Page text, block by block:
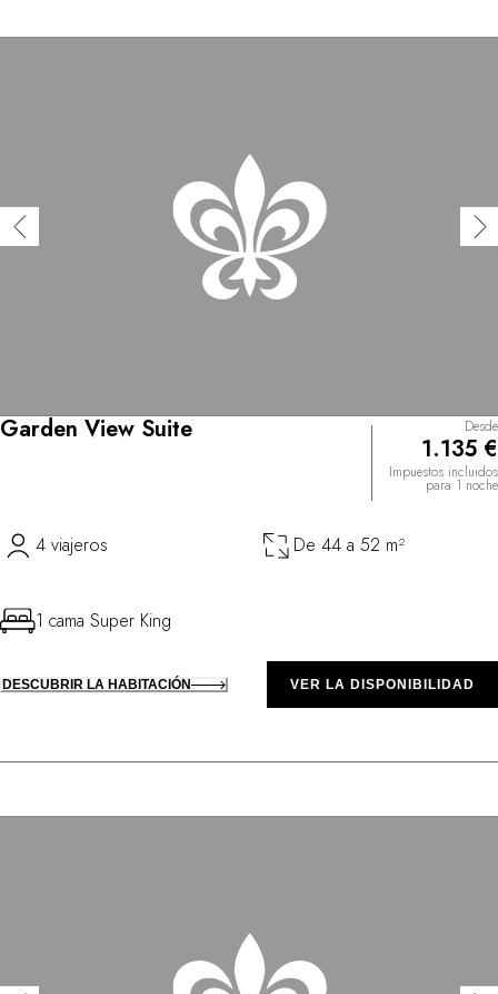
Garden View Suite Desde
1.135 €
Impuestos incluidos
para 1 noche
4 viajeros De 44 a 52 m²
1 cama Super King
DESCUBRIR LA HABITACIÓN VER LA DISPONIBILIDAD